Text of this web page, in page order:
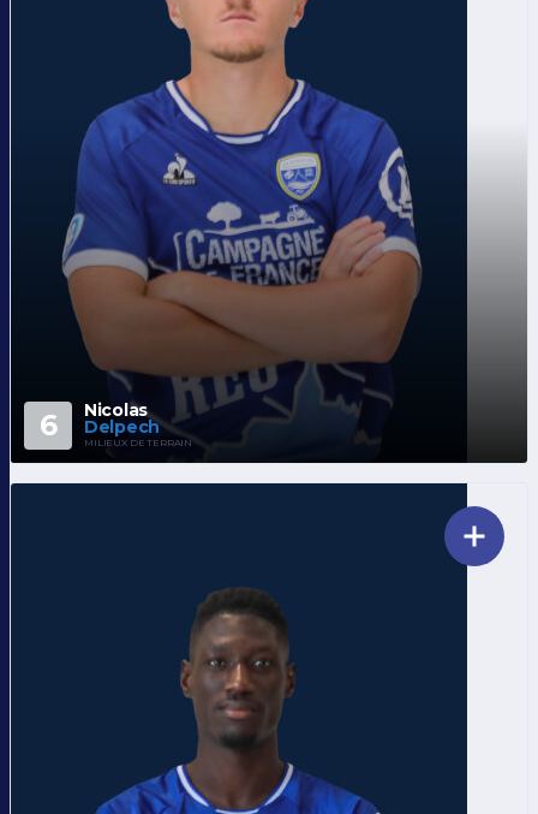
6 Nicolas
Delpech
MILIEUX DE TERRAIN